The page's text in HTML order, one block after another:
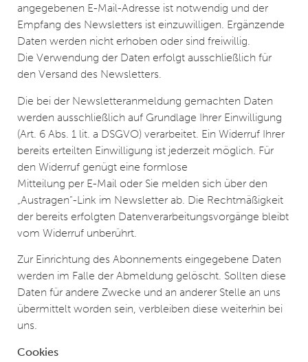
angegebenen E-Mail-Adresse ist notwendig und der
Empfang des Newsletters ist einzuwilligen. Ergänzende
Daten werden nicht erhoben oder sind freiwillig.
Die Verwendung der Daten erfolgt ausschließlich für
den Versand des Newsletters.
Die bei der Newsletteranmeldung gemachten Daten
werden ausschließlich auf Grundlage Ihrer Einwilligung
(Art. 6 Abs. 1 lit. a DSGVO) verarbeitet. Ein Widerruf Ihrer
bereits erteilten Einwilligung ist jederzeit möglich. Für
den Widerruf genügt eine formlose
Mitteilung per E-Mail oder Sie melden sich über den
„Austragen“-Link im Newsletter ab. Die Rechtmäßigkeit
der bereits erfolgten Datenverarbeitungsvorgänge bleibt
vom Widerruf unberührt.
Zur Einrichtung des Abonnements eingegebene Daten
werden im Falle der Abmeldung gelöscht. Sollten diese
Daten für andere Zwecke und an anderer Stelle an uns
übermittelt worden sein, verbleiben diese weiterhin bei
uns.
Cookies